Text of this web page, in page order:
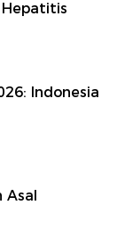
Indonesia
Asal